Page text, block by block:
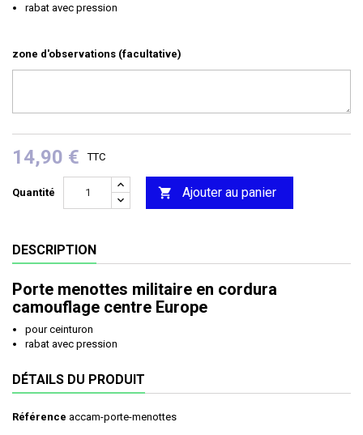
rabat avec pression
zone d'observations (facultative)
14,90 € TTC
Quantité  Ajouter au panier
DESCRIPTION
Porte menottes militaire en cordura
camouflage centre Europe
pour ceinturon
rabat avec pression
DÉTAILS DU PRODUIT
Référence accam-porte-menottes